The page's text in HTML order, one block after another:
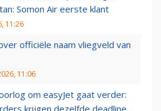
Somon Air eerste klant
11:26
officiële naam vliegveld van
11:06
om easyJet gaat verder:
krijgen dezelfde deadline